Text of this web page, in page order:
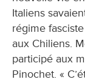
Italiens
régime
aux Chiliens.
participé aux
Pinochet. «